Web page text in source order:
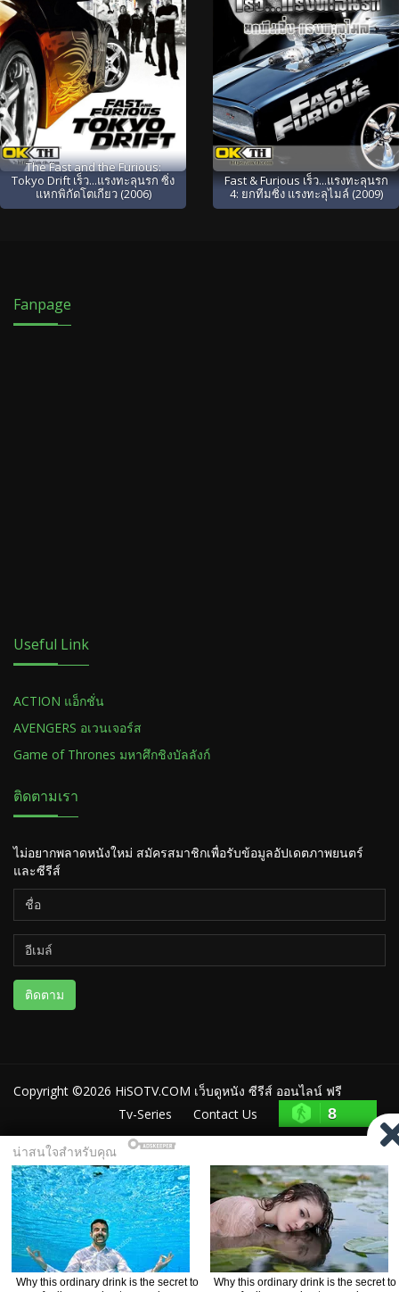
The Fast and the Furious:
Tokyo Drift เร็ว...แรงทะลุนรก ซิ่ง
แหกพิกัดโตเกียว (2006)
Fast & Furious เร็ว...แรงทะลุนรก
4: ยกทีมซิ่ง แรงทะลุไมล์ (2009)
Fanpage
Useful Link
ACTION แอ็กชั่น
AVENGERS อเวนเจอร์ส
Game of Thrones มหาศึกชิงบัลลังก์
ติดตามเรา
ไม่อยากพลาดหนังใหม่ สมัครสมาชิกเพื่อรับข้อมูลอัปเดตภาพยนตร์
และซีรีส์
ติดตาม
Copyright ©2026 HiSOTV.COM เว็บดูหนัง ซีรีส์ ออนไลน์ ฟรี
Tv-Series
Contact Us 8